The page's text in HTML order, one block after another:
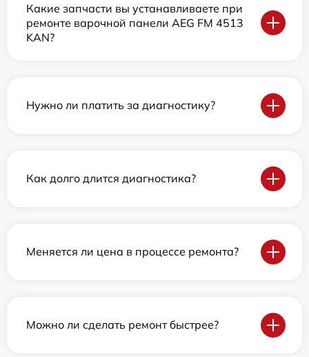
Какие запчасти вы устанавливаете при
ремонте варочной панели AEG FM 4513
KAN?
Нужно ли платить за диагностику?
Как долго длится диагностика?
Меняется ли цена в процессе ремонта?
Можно ли сделать ремонт быстрее?